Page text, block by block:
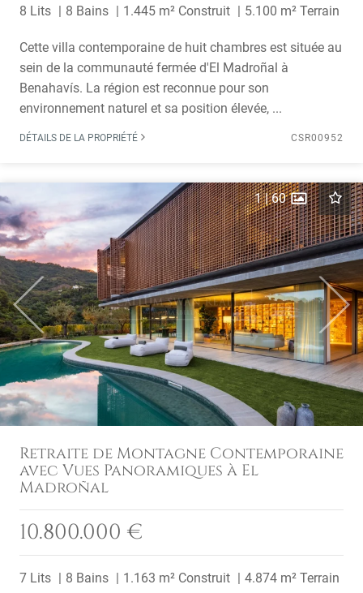
8 Lits 8 Bains 1.445 m² Construit 5.100 m² Terrain
Cette villa contemporaine de huit chambres est située au
sein de la communauté fermée d'El Madroñal à
Benahavís. La région est reconnue pour son
environnement naturel et sa position élevée, ...
DÉTAILS DE LA PROPRIÉTÉ CSR00952
Previous Next
1|60
Retraite de Montagne Contemporaine
avec Vues Panoramiques à El
Madroñal
10.800.000 €
7 Lits 8 Bains 1.163 m² Construit 4.874 m² Terrain